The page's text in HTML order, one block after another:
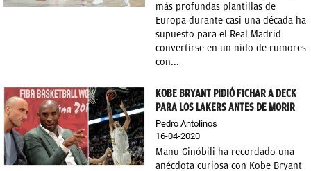
más profundas plantillas de
Europa durante casi una década ha
supuesto para el Real Madrid
convertirse en un nido de rumores
con...
KOBE BRYANT PIDIÓ FICHAR A DECK
PARA LOS LAKERS ANTES DE MORIR
Pedro Antolinos
16-04-2020
Manu Ginóbili ha recordado una
anécdota curiosa con Kobe Bryant